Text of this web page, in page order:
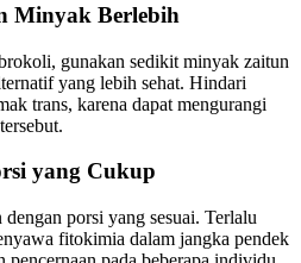
Minyak Berlebih
gunakan sedikit minyak zaitun
yang lebih sehat. Hindari
trans, karena dapat mengurangi
yang Cukup
porsi yang sesuai. Terlalu
fitokimia dalam jangka pendek